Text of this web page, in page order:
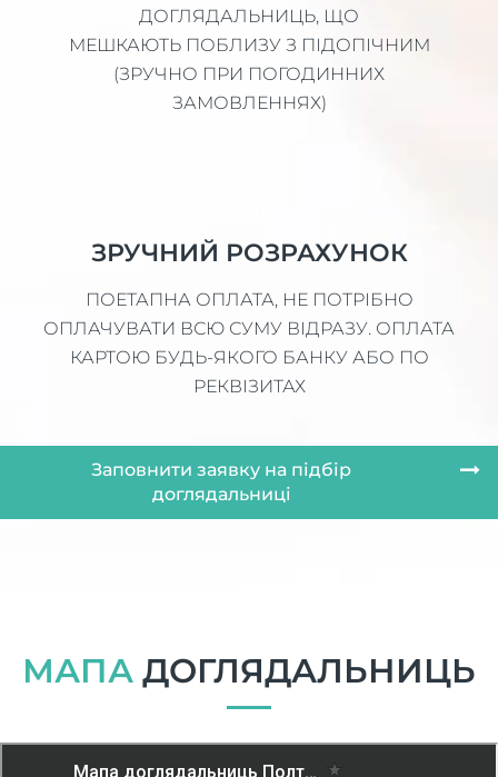
ДОГЛЯДАЛЬНИЦЬ, ЩО
МЕШКАЮТЬ ПОБЛИЗУ З ПІДОПІЧНИМ
(ЗРУЧНО ПРИ ПОГОДИННИХ
ЗАМОВЛЕННЯХ)
ЗРУЧНИЙ РОЗРАХУНОК
ПОЕТАПНА ОПЛАТА, НЕ ПОТРІБНО
ОПЛАЧУВАТИ ВСЮ СУМУ ВІДРАЗУ. ОПЛАТА
КАРТОЮ БУДЬ-ЯКОГО БАНКУ АБО ПО
РЕКВІЗИТАХ
Заповнити заявку на підбір
доглядальниці
МАПА ДОГЛЯДАЛЬНИЦЬ